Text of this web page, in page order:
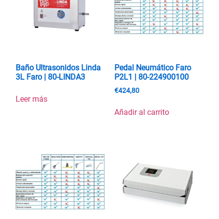
Baño Ultrasonidos Linda
3L Faro | 80-LINDA3
Leer más
Pedal Neumático Faro
P2L1 | 80-224900100
€424,80
Añadir al carrito